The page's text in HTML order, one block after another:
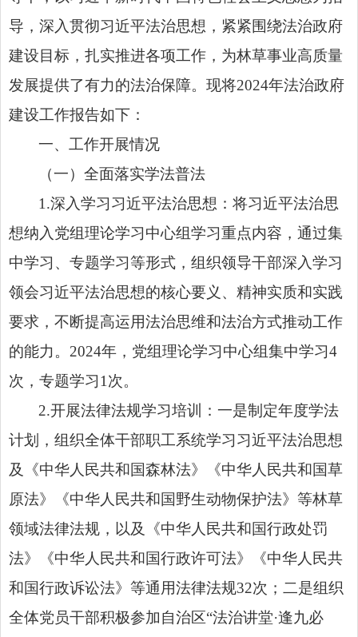
导，深入贯彻习近平法治思想，紧紧围绕法治政府
建设目标，扎实推进各项工作，为林草事业高质量
发展提供了有力的法治保障。现将2024年法治政府
建设工作报告如下：
一、工作开展情况
（一）全面落实学法普法
1.深入学习习近平法治思想：将习近平法治思
想纳入党组理论学习中心组学习重点内容，通过集
中学习、专题学习等形式，组织领导干部深入学习
领会习近平法治思想的核心要义、精神实质和实践
要求，不断提高运用法治思维和法治方式推动工作
的能力。2024年，党组理论学习中心组集中学习4
次，专题学习1次。
2.开展法律法规学习培训：一是制定年度学法
计划，组织全体干部职工系统学习习近平法治思想
及《中华人民共和国森林法》《中华人民共和国草
原法》《中华人民共和国野生动物保护法》等林草
领域法律法规，以及
《中华人民共和国行政处罚
法》
《中华人民共和国行政许可法》
《中华人民共
和国行政诉讼法》 等通用法律法规32次；二是组织
全体党员干部积极参加自治区“法治讲堂·逢九必